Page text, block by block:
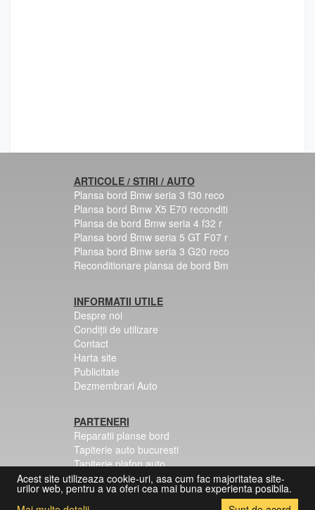
ARTICOLE / STIRI / AUTO
Plansa bord Bmw seria 3 f30 reco
Plansa bord Bmw X5 E70 reconditi
Plansa de bord Bmw seria 4 f32 r
Plansa bord Bmw seria 5 GT F07 r
Plansa bord Bmw seria 3 G20 reco
Reconditionare plansa de bord Bm
INFORMATII UTILE
Despre noi
Condiții de utilizare
Contact
Harta site
Publicitate
Dezmembrari Auto
PARTENERI
Reparatii planse bord
Tapiterie auto bucuresti
Tapiterie plafon auto
Centuri siguranta colorate
Acest site utilizeaza cookie-uri, asa cum fac majoritatea site-
urilor web, pentru a va oferi cea mai buna experienta posibila.